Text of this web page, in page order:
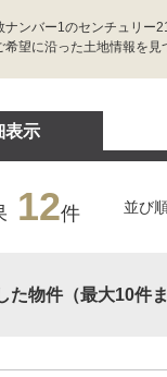
ンバー1のセンチュリ
望に沿った土地情報を
表示
12件 並び
た物件（最大10件